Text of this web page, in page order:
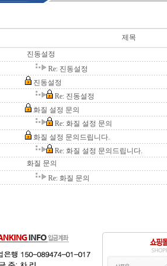
제목
진동설정
Re: 진동설정
진동설정
Re: 진동설정
화질 설정 문의
Re: 화질 설정 문의
화질 설정 문의드립니다.
Re: 화질 설정 문의드립니다.
화질 문의
Re: 화질 문의